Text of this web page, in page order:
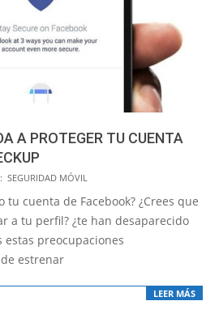
A PROTEGER TU CUENTA
SEGURIDAD MÓVIL
tu cuenta de Facebook? ¿Crees que
a tu perfil? ¿te han desaparecido
estas preocupaciones
estrenar
LEER MÁS